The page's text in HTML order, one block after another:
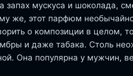
запах мускуса и шоколада,
же, этот парфюм
о композиции в целом,
и даже табака. Столь
Она популярна у мужчин,